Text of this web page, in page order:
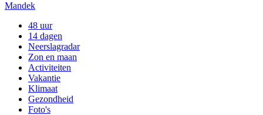
Mandek
48 uur
14 dagen
Neerslagradar
Zon en maan
Activiteiten
Vakantie
Klimaat
Gezondheid
Foto's